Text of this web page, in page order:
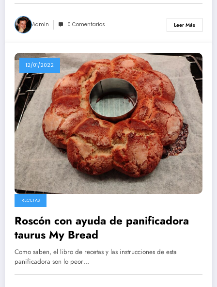
Admin 0 Comentarios Leer Más
12/01/2022
RECETAS
Roscón con ayuda de panificadora
taurus My Bread
Como saben, el libro de recetas y las instrucciones de esta
panificadora son lo peor…